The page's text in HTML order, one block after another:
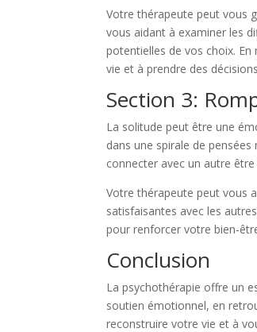
Votre thérapeute peut vous
vous aidant à examiner les
potentielles de vos choix.
vie et à prendre des
Section 3:
La solitude peut être une
dans une spirale de
connecter avec un autre
Votre thérapeute peut vous
satisfaisantes avec les
pour renforcer votre bien-
Conclusion
La psychothérapie offre un
soutien émotionnel, en
reconstruire votre vie et à